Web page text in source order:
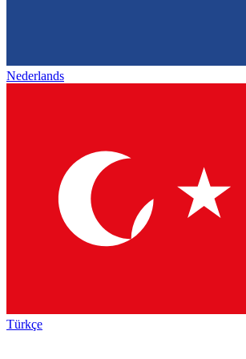
Nederlands
Türkçe